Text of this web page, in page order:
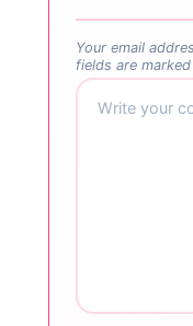
Your email
fields are marked